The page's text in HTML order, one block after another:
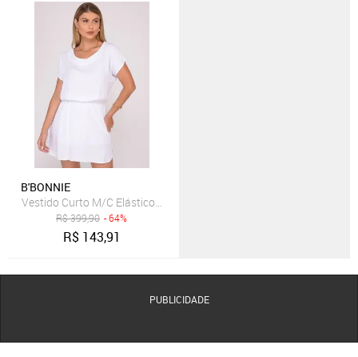
B'BONNIE
Vestido Curto M/C Elástico na Cintura B'Bonnie Stela Branco
R$399,90 - 64%
R$ 143,91
PUBLICIDADE